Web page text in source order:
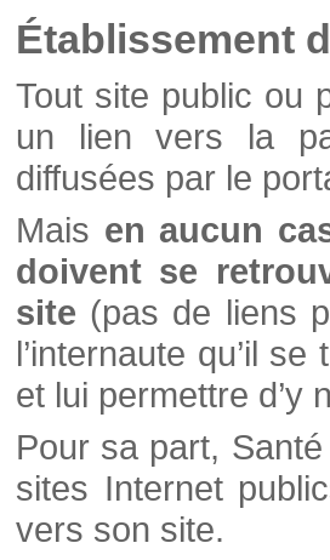
Établissement
Tout site public ou
un lien vers la
diffusées par le
Mais en aucun
doivent se
site (pas de liens
l’internaute qu’il
et lui permettre d’y
Pour sa part,
sites Internet
vers son site.